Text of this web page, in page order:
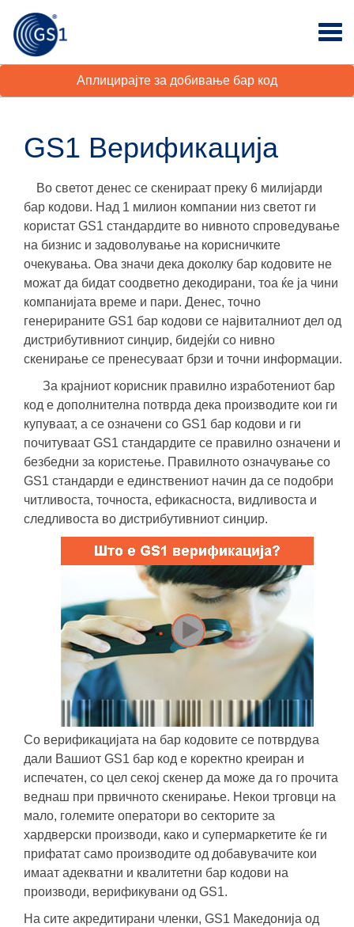
Аплицирајте за добивање бар код
GS1 Верификација
Во светот денес се скенираат преку 6 милијарди
бар кодови. Над 1 милион компании низ светот ги
користат GS1 стандардите во нивното спроведување
на бизнис и задоволување на корисничките
очекувања. Ова значи дека доколку бар кодовите не
можат да бидат соодветно декодирани, тоа ќе ја чини
компанијата време и пари. Денес, точно
генерираните GS1 бар кодови се највиталниот дел од
дистрибутивниот синџир, бидејќи со нивно
скенирање се пренесуваат брзи и точни информации.
За крајниот корисник правилно изработениот бар
код е дополнителна потврда дека производите кои ги
купуваат, а се означени со GS1 бар кодови и ги
почитуваат GS1 стандардите се правилно означени и
безбедни за користење. Правилното означување со
GS1 стандарди е единствениот начин да се подобри
читливоста, точноста, ефикасноста, видливоста и
следливоста во дистрибутивниот синџир.
Со верификацијата на бар кодовите се потврдува
дали Вашиот GS1 бар код е коректно креиран и
испечатен, со цел секој скенер да може да го прочита
веднаш при првичното скенирање. Некои трговци на
мало, големите оператори во секторите за
хардверски производи, како и супермаркетите ќе ги
прифатат само производите од добавувачите кои
имаат aдекватни и квалитетни бар кодови на
производи, верификувани од GS1.
На сите акредитирани членки, GS1 Македонија од